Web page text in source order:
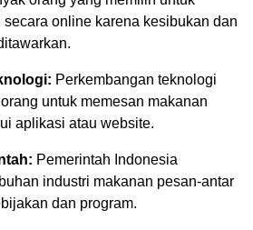
secara online karena kesibukan dan
Perkembangan teknologi
untuk memesan makanan
aplikasi atau website.
Pemerintah Indonesia
industri makanan pesan-antar
dan program.